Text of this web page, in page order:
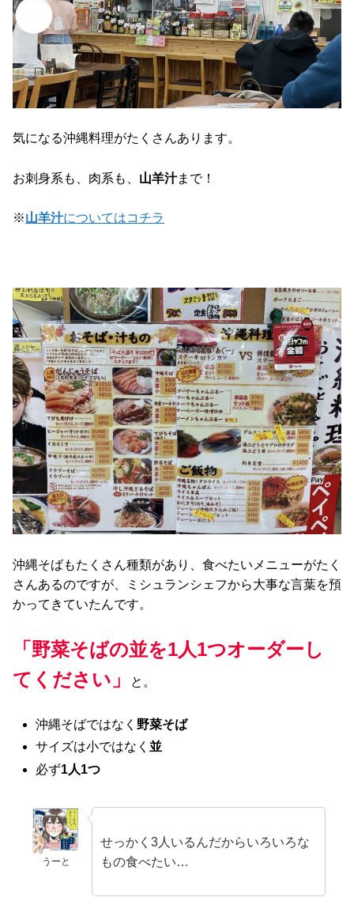
気になる沖縄料理がたくさんあります。
お刺身系も、肉系も、 山羊汁まで！
※山羊汁についてはコチラ
沖縄そばもたくさん種類があり、食べたいメニューがたく
さんあるのですが、ミシュランシェフから大事な言葉を預
かってきていたんです。
「野菜そばの並を1人1つオーダーし
てください」
と。
沖縄そばではなく 野菜そば
サイズは小ではなく並
必ず1人1つ
うーと
せっかく3人いるんだからいろいろな
もの食べたい…